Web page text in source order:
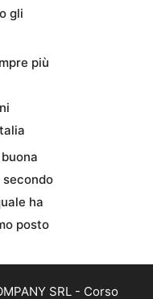
gli
più
ha
posto
SRL - Corso